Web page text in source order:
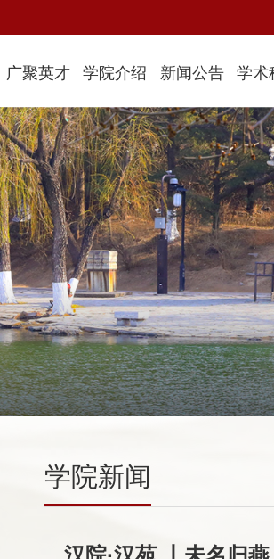
广聚英才 学院介绍 新闻公告 学术
学院新闻